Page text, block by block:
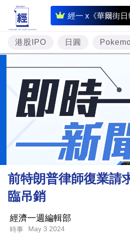
經一 x《華爾街日
即
時
財
經
專
題
投
資
樓
市
財
業
科
港股IPO 日圓
前特朗普律師復業請
臨吊銷
經濟一週編輯部
時事 May 3 2024